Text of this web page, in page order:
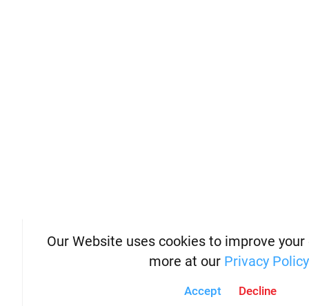
Our Website uses cookies to improve your
more at our Privacy Policy
Accept Decline